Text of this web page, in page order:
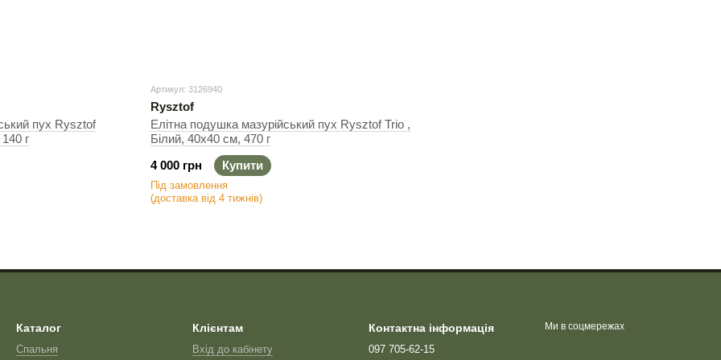
пух Rysztof
г
Артикул: 3126940
Rysztof
Елітна подушка мазурійський пух Rysztof Trio ,
Білий, 40х40 см, 470 г
4 000 грн
Купити
Під замовлення
(доставка від 4 тижнів)
Каталог
Спальня
Клієнтам
Вхід до кабінету
Контактна інформація
097 705-62-15
Ми в соцмережах